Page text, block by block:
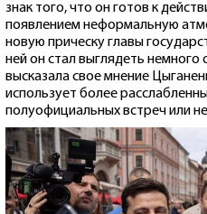
знак того, что он готов к
появлением неформальную
новую прическу главы
ней он стал выглядеть немного
высказала свое мнение
использует более
полуофициальных встреч или